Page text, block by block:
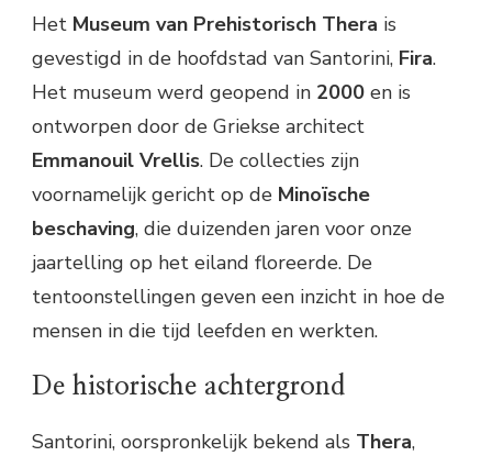
Het Museum van Prehistorisch Thera is
gevestigd in de hoofdstad van Santorini, Fira.
Het museum werd geopend in 2000 en is
ontworpen door de Griekse architect
Emmanouil Vrellis. De collecties zijn
voornamelijk gericht op de Minoïsche
beschaving, die duizenden jaren voor onze
jaartelling op het eiland floreerde. De
tentoonstellingen geven een inzicht in hoe de
mensen in die tijd leefden en werkten.
De historische achtergrond
Santorini, oorspronkelijk bekend als Thera,